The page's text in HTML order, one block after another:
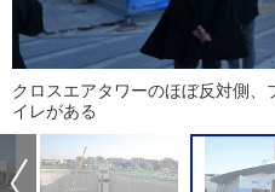
クロスエアタワーのほぼ反対側、
イレがある